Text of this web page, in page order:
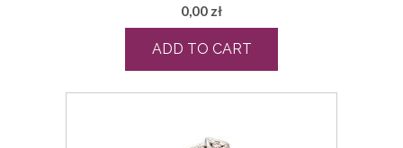
0,00 zł
ADD TO CART